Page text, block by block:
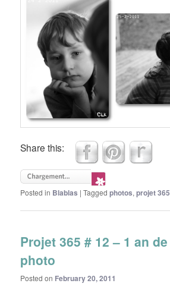
Share this:
Posted in Blablas |Tagged photos,projet 365
Projet 365 # 12 – 1 an de
photo
Posted on February 20, 2011